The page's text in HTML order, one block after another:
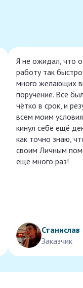
Я не ожидал, что
работу так
много желающих
поручение. Всё
чётко в срок, и
всем моим
кинул себе ещё
как точно знаю,
своим Личным
ещё много раз!
Станислав
Заказчик